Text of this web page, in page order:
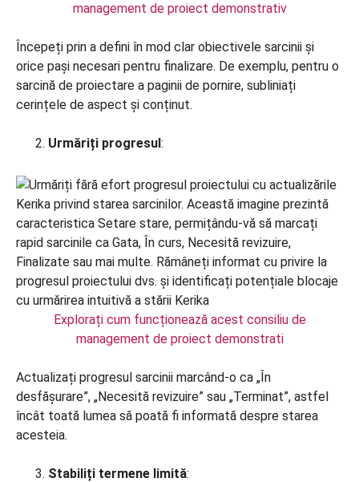
management de proiect demonstrativ
Începeți prin a defini în mod clar obiectivele sarcinii și
orice pași necesari pentru finalizare. De exemplu, pentru o
sarcină de proiectare a paginii de pornire, subliniați
cerințele de aspect și conținut.
Urmăriți progresul:
Explorați cum funcționează acest consiliu de
management de proiect demonstrati
Actualizați progresul sarcinii marcând-o ca „În
desfășurare”, „Necesită revizuire” sau „Terminat”, astfel
încât toată lumea să poată fi informată despre starea
acesteia.
Stabiliți termene limită: